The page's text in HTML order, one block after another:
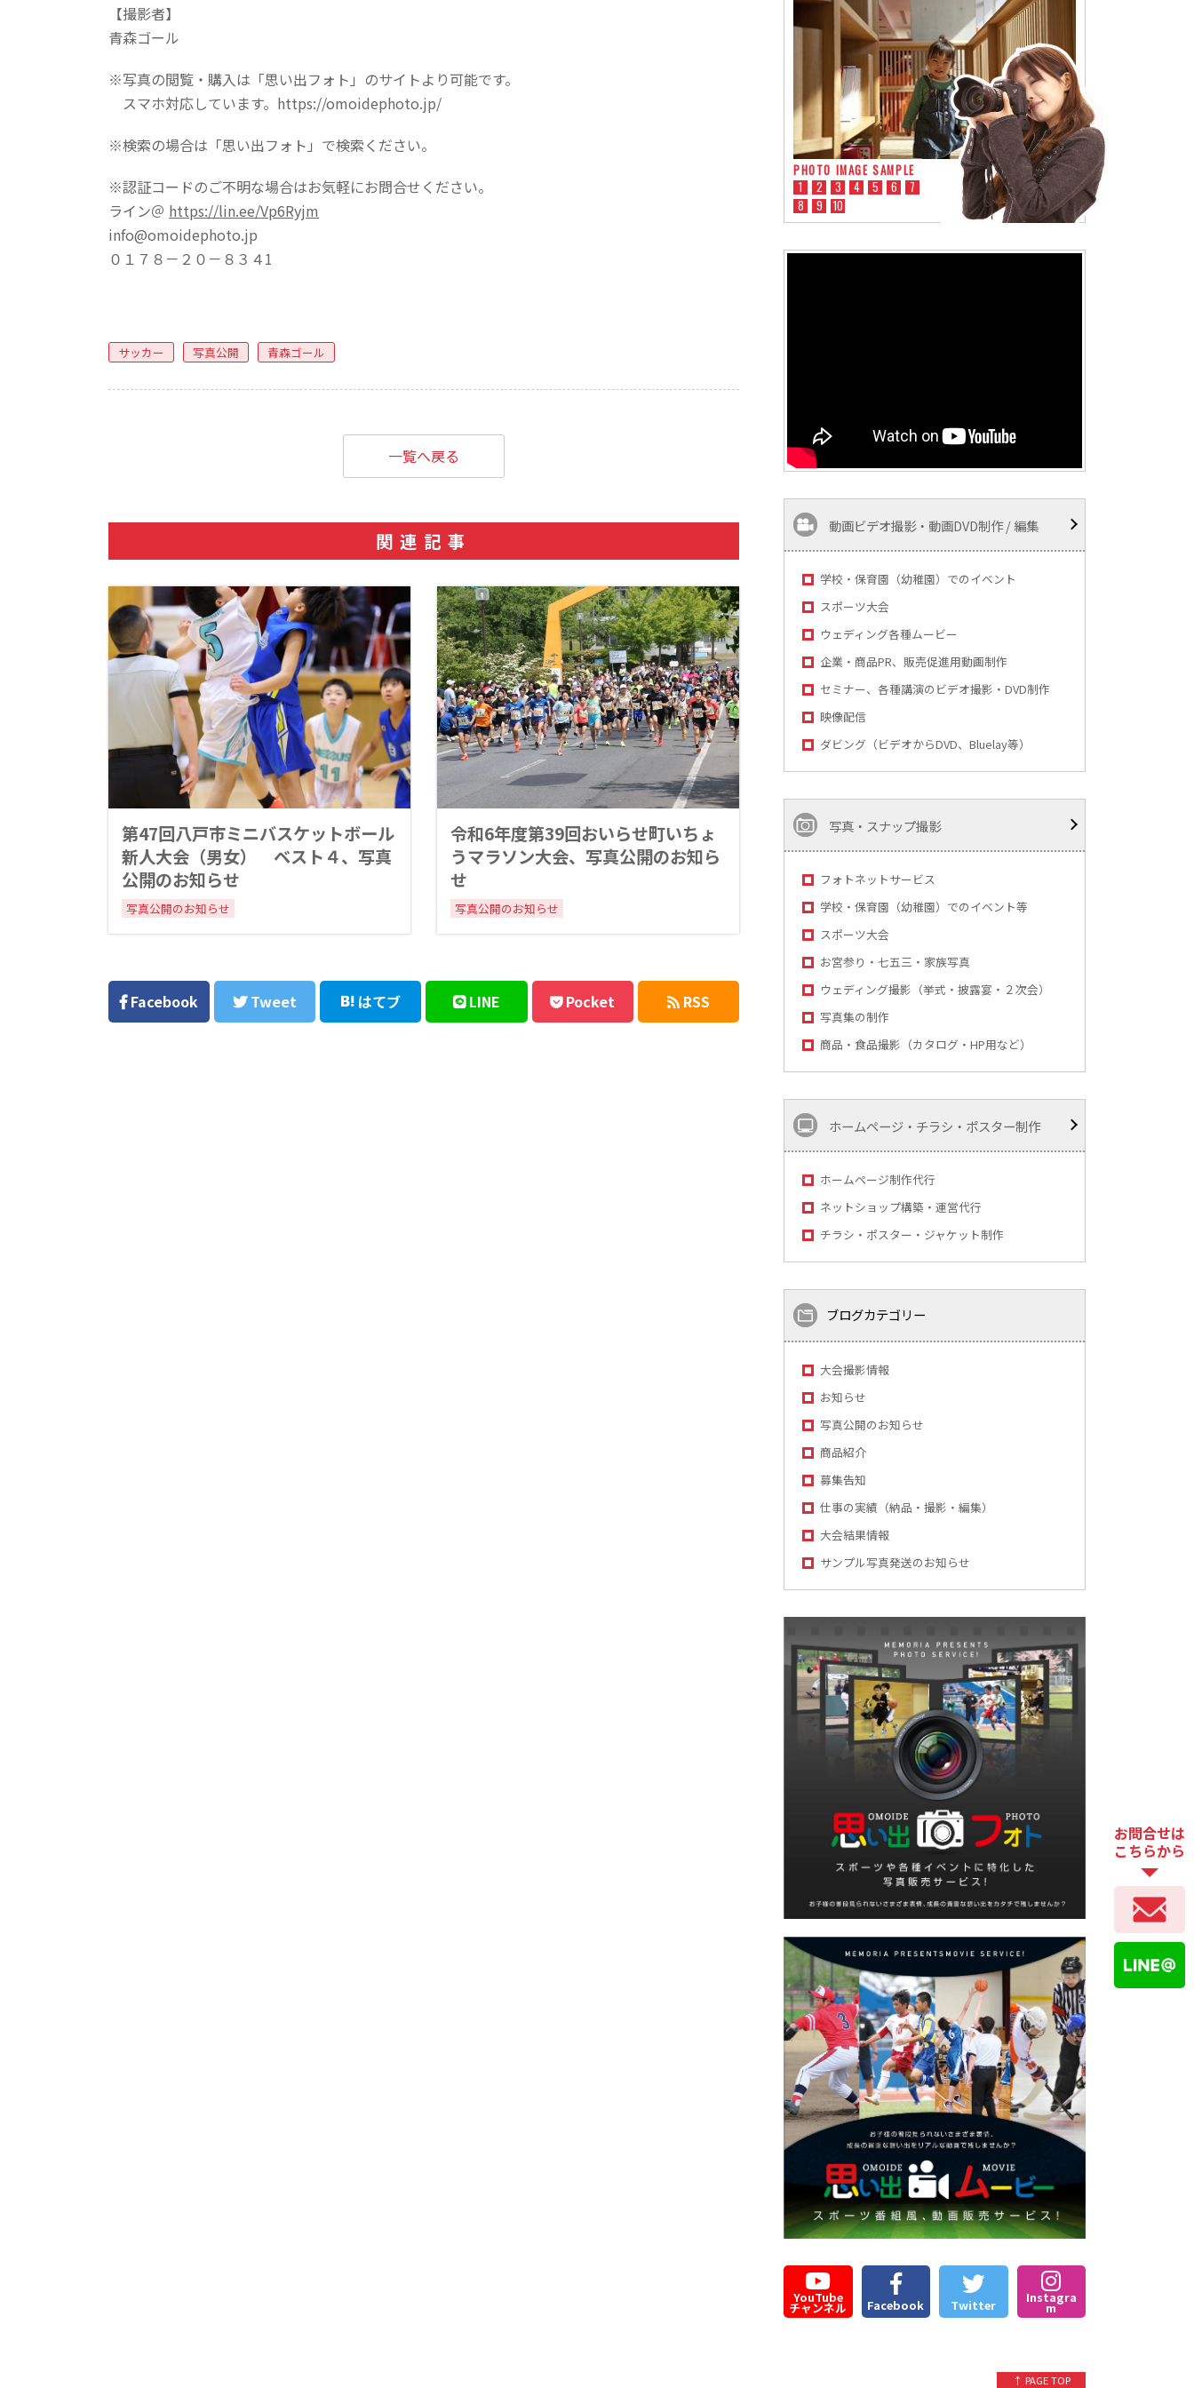
【撮影者】
青森ゴール
※写真の閲覧・購入は「思い出フォト」のサイトより可能です。
スマホ対応しています。https://omoidephoto.jp/
※検索の場合は「思い出フォト」で検索ください。
※認証コードのご不明な場合はお気軽にお問合せください。
ライン＠ https://lin.ee/Vp6Ryjm
info@omoidephoto.jp
０１７８－２０－８３４1
サッカー 写真公開 青森ゴール
Facebook Tweet はてブ LINE Pocket RSS
一覧へ戻る
関連記事
第47回八戸市ミニバスケットボール
新人大会（男女） ベスト４、写真
公開のお知らせ
写真公開のお知らせ
令和6年度第39回おいらせ町いちょ
うマラソン大会、写真公開のお知ら
せ
写真公開のお知らせ
PHOTO IMAGE SAMPLE
1
2 3 4 5 6
7
8
9 10
動画ビデオ撮影・動画DVD制作 / 編集
学校・保育園（幼稚園）でのイベント
スポーツ大会
ウェディング各種ムービー
企業・商品PR、販売促進用動画制作
セミナー、各種講演のビデオ撮影・DVD制作
映像配信
ダビング（ビデオからDVD、Bluelay等）
写真・スナップ撮影
フォトネットサービス
学校・保育園（幼稚園）でのイベント等
スポーツ大会
お宮参り・七五三・家族写真
ウェディング撮影（挙式・披露宴・２次会）
写真集の制作
商品・食品撮影（カタログ・HP用など）
ホームページ・チラシ・ポスター制作
ホームページ制作代行
ネットショップ構築・運営代行
チラシ・ポスター・ジャケット制作
ブログカテゴリー
大会撮影情報
お知らせ
写真公開のお知らせ
商品紹介
募集告知
仕事の実績（納品・撮影・編集）
大会結果情報
サンプル写真発送のお知らせ
YouTube
チャンネル Facebook Twitter Instagra
m
↑ PAGE TOP
お問合せは
こちらから